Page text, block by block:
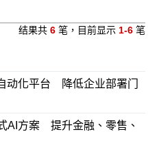
结果共 6 笔，目前显示 1-6 笔
动化平台 降低企业部署门
AI方案 提升金融、零售、